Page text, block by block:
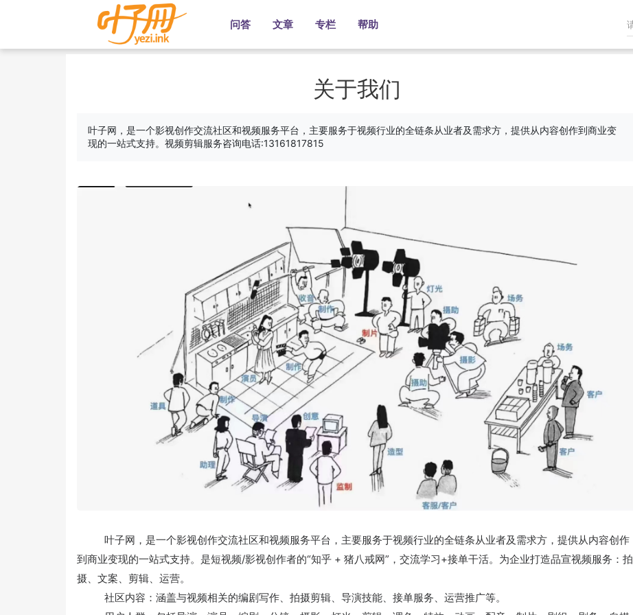
问答 文章 专栏 帮助
关于我们
叶子网，是一个‌影视创作交流社区和视频服务平台‌，主要服务于视频行业的全链条从业者及需求方，提供从内容创作到商业变
现的一站式支持。‌‌视频剪辑服务咨询电话:13161817815
叶子网，是一个‌影视创作交流社区和视频服务平台‌，主要服务于视频行业的全链条从业者及需求方，提供从内容创作
到商业变现的一站式支持。‌‌是短视频/影视创作者的“知乎 + 猪八戒网”，交流学习+接单干活。为企业打造品宣视频服务：拍
摄、文案、剪辑、运营。
社区内容：涵盖与视频相关的编剧写作、拍摄剪辑、导演技能、接单服务、运营推广等。